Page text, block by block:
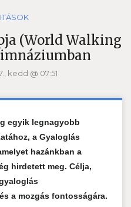
(World Walking
kedd @ 07:51
egyik legnagyobb
a Gyaloglás
hazánkban a
hirdetett meg. Célja,
a mozgás fontosságára.